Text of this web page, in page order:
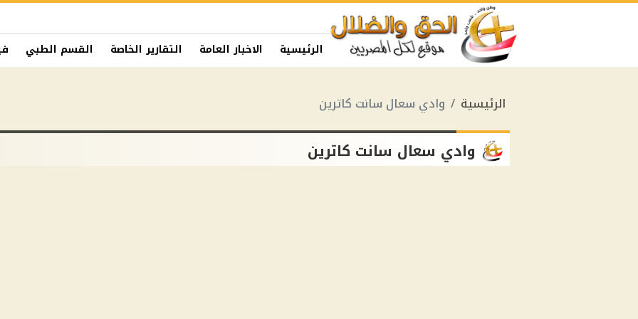
الرئيسية الاخبار العامة التقارير الخاصة القسم الطبي
الرئيسية وادي سعال سانت كاترين
وادي سعال سانت كاترين